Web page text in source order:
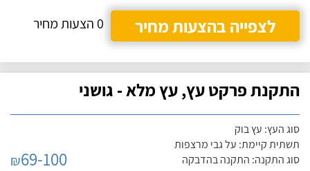
לצפייה בהצעות מחיר
0 הצעות מחיר
התקנת פרקט עץ, עץ מלא - גושני
סוג העץ: עץ בוק
תשתית קיימת: על גבי מרצפות
סוג התקנה: התקנה בהדבקה
₪69-100